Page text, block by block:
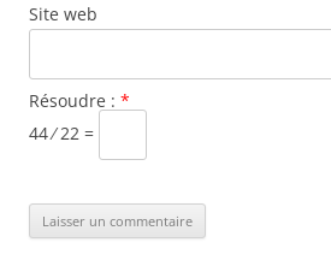
Site web
Résoudre : *
44 ⁄ 22 =